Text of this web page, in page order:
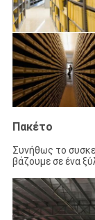
Πακέτο
Συνήθως το
βάζουμε σε ένα